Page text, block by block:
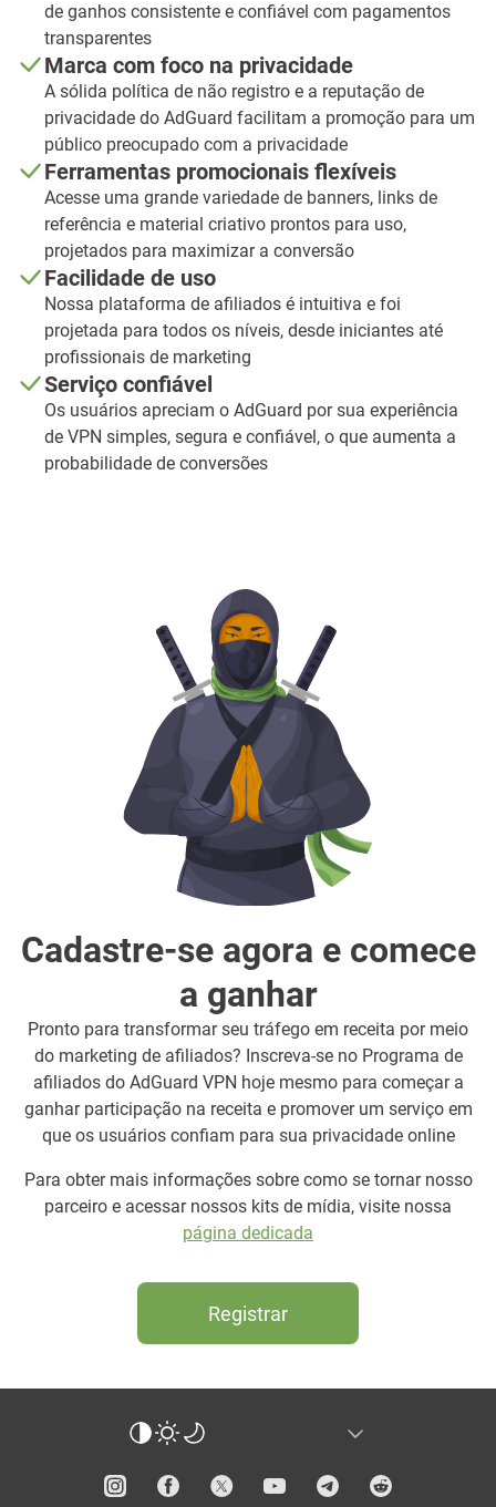
de ganhos consistente e confiável com pagamentos
transparentes
Marca com foco na privacidade
A sólida política de não registro e a reputação de
privacidade do AdGuard facilitam a promoção para um
público preocupado com a privacidade
Ferramentas promocionais flexíveis
Acesse uma grande variedade de banners, links de
referência e material criativo prontos para uso,
projetados para maximizar a conversão
Facilidade de uso
Nossa plataforma de afiliados é intuitiva e foi
projetada para todos os níveis, desde iniciantes até
profissionais de marketing
Serviço confiável
Os usuários apreciam o AdGuard por sua experiência
de VPN simples, segura e confiável, o que aumenta a
probabilidade de conversões
Cadastre-se agora e comece
a ganhar
Pronto para transformar seu tráfego em receita por meio
do marketing de afiliados? Inscreva-se no Programa de
afiliados do AdGuard VPN hoje mesmo para começar a
ganhar participação na receita e promover um serviço em
que os usuários confiam para sua privacidade online
Para obter mais informações sobre como se tornar nosso
parceiro e acessar nossos kits de mídia, visite nossa
página dedicada
Registrar